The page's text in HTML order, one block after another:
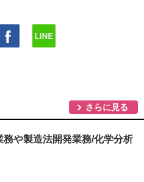
さらに見る
や製造法開発業務/化学分析